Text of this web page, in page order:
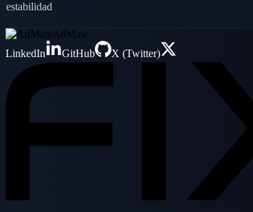
estabilidad
AdMate
LinkedIn
GitHub X (Twitter)